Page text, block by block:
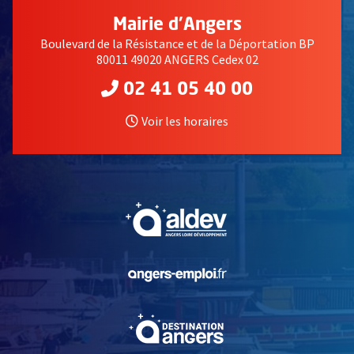
Mairie d'Angers
Boulevard de la Résistance et de la Déportation BP
80011 49020 ANGERS Cedex 02
02 41 05 40 00
Voir les horaires
, Ouvre une nouvelle